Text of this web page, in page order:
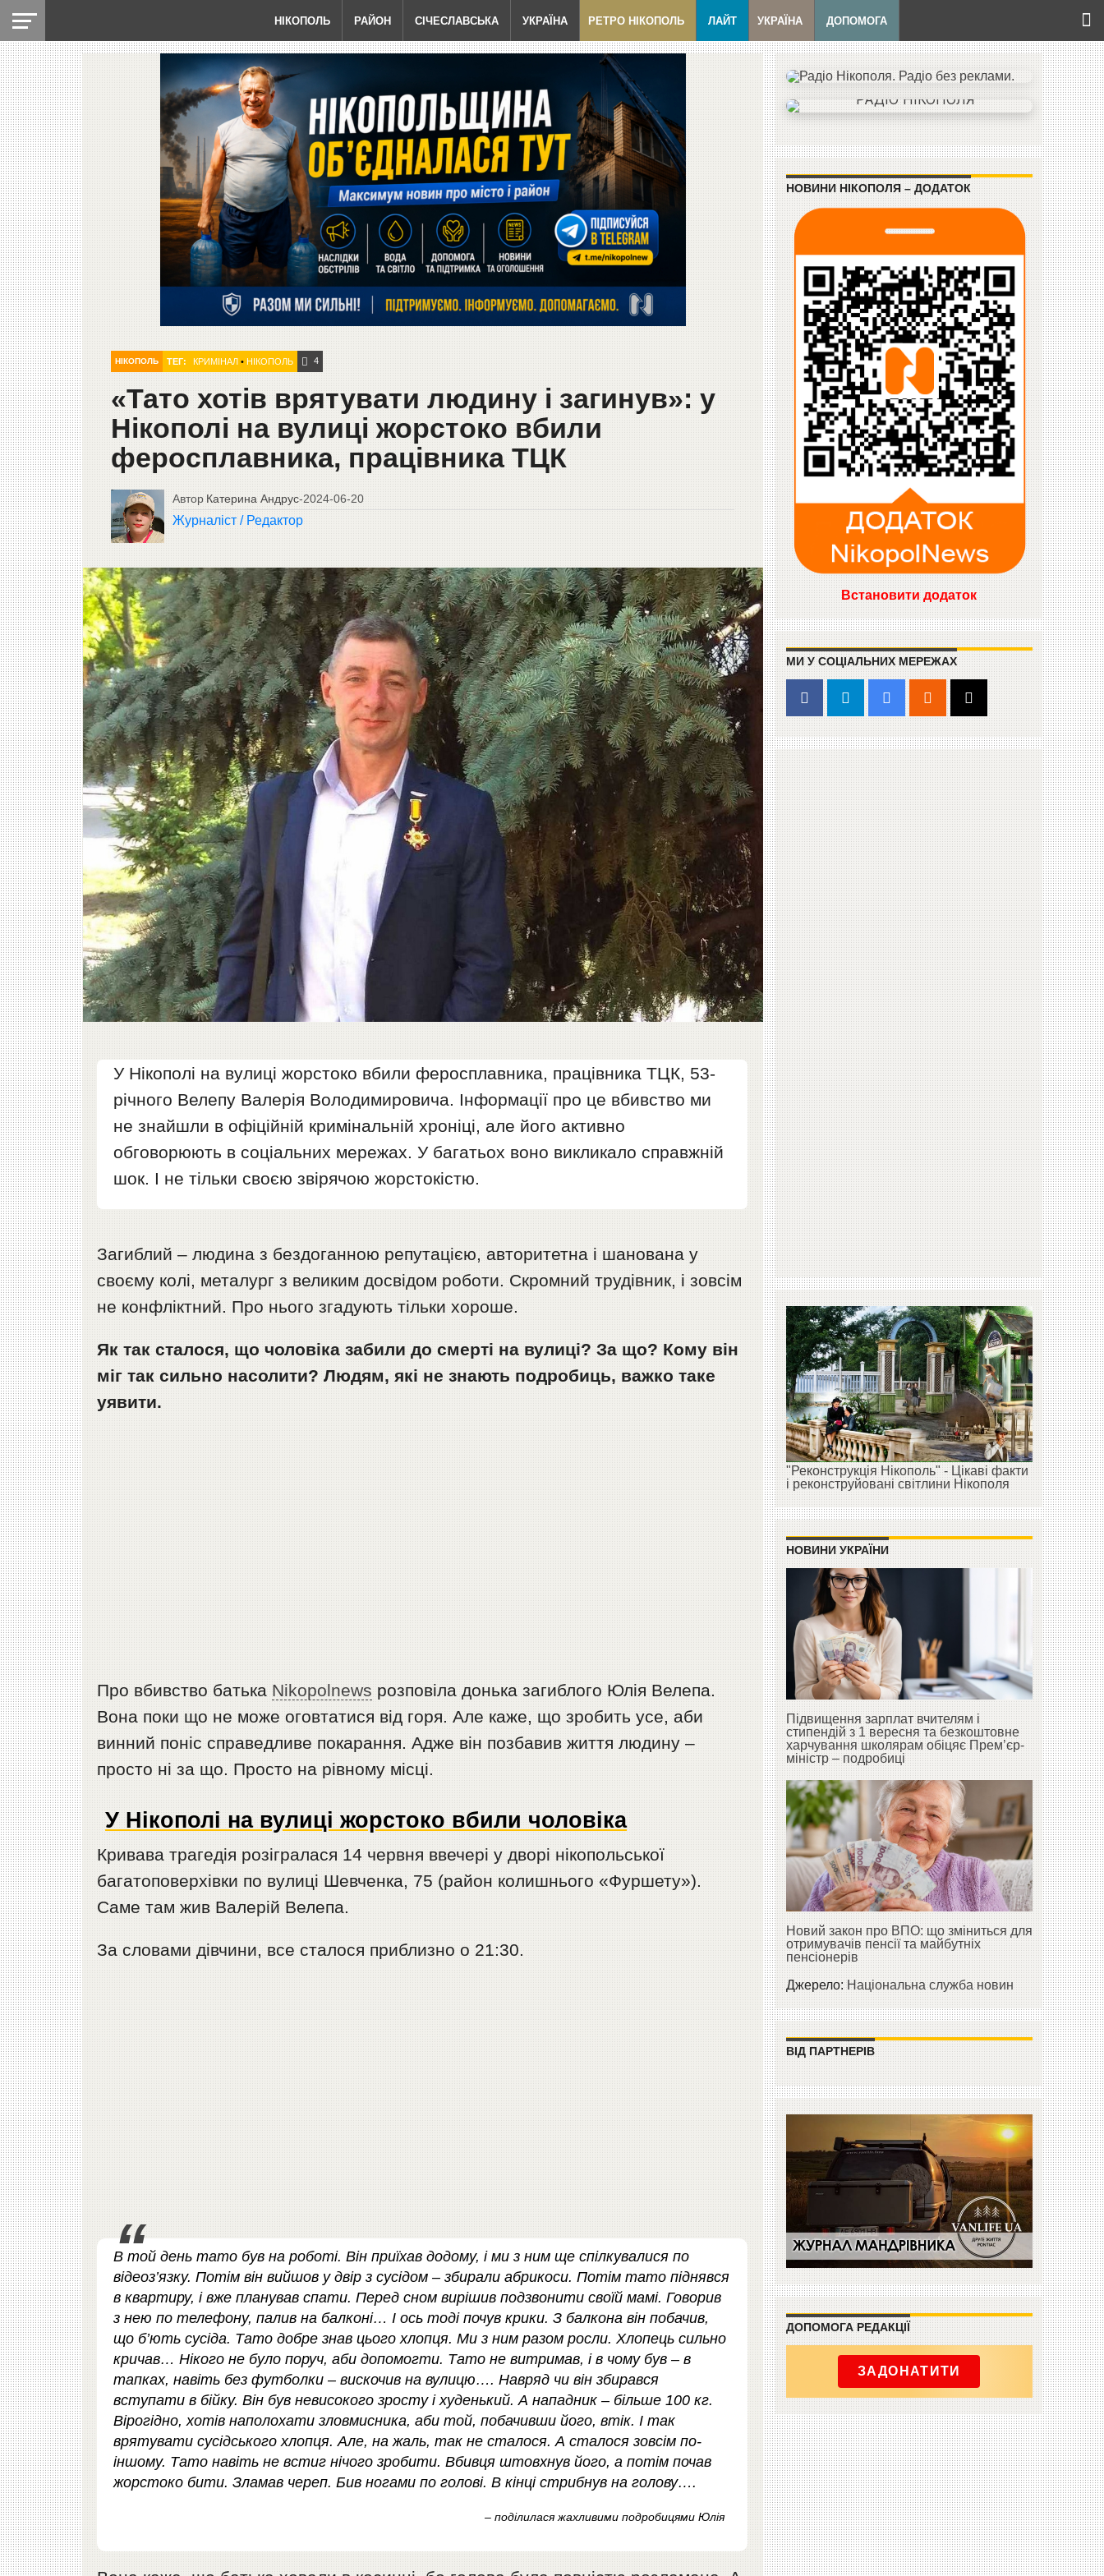
НІКОПОЛЬ РАЙОН СІЧЕСЛАВСЬКА УКРАЇНА РЕТРО НІКОПОЛЬ ЛАЙТ УКРАЇНА ДОПОМОГА
НІКОПОЛЬ ТЕГ: КРИМІНАЛ• НІКОПОЛЬ 4
«Тато хотів врятувати людину і загинув»: у
Нікополі на вулиці жорстоко вбили
феросплавника, працівника ТЦК
Автор Катерина Андрус-2024-06-20
Журналіст / Редактор
У Нікополі на вулиці жорстоко вбили феросплавника, працівника ТЦК, 53-
річного Велепу Валерія Володимировича. Інформації про це вбивство ми
не знайшли в офіційній кримінальній хроніці, але його активно
обговорюють в соціальних мережах. У багатьох воно викликало справжній
шок. І не тільки своєю звірячою жорстокістю.
Загиблий – людина з бездоганною репутацією, авторитетна і шанована у
своєму колі, металург з великим досвідом роботи. Скромний трудівник, і зовсім
не конфліктний. Про нього згадують тільки хороше.
Як так сталося, що чоловіка забили до смерті на вулиці? За що? Кому він
міг так сильно насолити?Людям, які не знають подробиць, важко таке
уявити.
Про вбивство батька Nikopolnews розповіла донька загиблого Юлія Велепа.
Вона поки що не може оговтатися від горя. Але каже, що зробить усе, аби
винний поніс справедливе покарання. Адже він позбавив життя людину –
просто ні за що. Просто на рівному місці.
У Нікополі на вулиці жорстоко вбили чоловіка
Кривава трагедія розігралася 14 червня ввечері у дворі нікопольської
багатоповерхівки по вулиці Шевченка, 75 (район колишнього «Фуршету»).
Саме там жив Валерій Велепа.
За словами дівчини, все сталося приблизно о 21:30.
В той день тато був на роботі. Він приїхав додому, і ми з ним ще спілкувалися по
відеоз’язку. Потім він вийшов у двір з сусідом – збирали абрикоси. Потім тато піднявся
в квартиру, і вже планував спати. Перед сном вирішив подзвонити своїй мамі. Говорив
з нею по телефону, палив на балконі… І ось тоді почув крики. З балкона він побачив,
що б’ють сусіда. Тато добре знав цього хлопця. Ми з ним разом росли. Хлопець сильно
кричав… Нікого не було поруч, аби допомогти. Тато не витримав, і в чому був – в
тапках, навіть без футболки – вискочив на вулицю…. Навряд чи він збирався
вступати в бійку. Він був невисокого зросту і худенький. А нападник – більше 100 кг.
Вірогідно, хотів наполохати зловмисника, аби той, побачивши його, втік. І так
врятувати сусідського хлопця. Але, на жаль, так не сталося. А сталося зовсім по-
іншому. Тато навіть не встиг нічого зробити. Вбивця штовхнув його, а потім почав
жорстоко бити. Зламав череп. Бив ногами по голові. В кінці стрибнув на голову….
– поділилася жахливими подробицями Юлія
НОВИНИ НІКОПОЛЯ – ДОДАТОК
Встановити додаток
МИ У СОЦІАЛЬНИХ МЕРЕЖАХ
"Реконструкція Нікополь" - Цікаві факти
і реконструйовані світлини Нікополя
НОВИНИ УКРАЇНИ
Підвищення зарплат вчителям і
стипендій з 1 вересня та безкоштовне
харчування школярам обіцяє Прем’єр-
міністр – подробиці
Новий закон про ВПО: що зміниться для
отримувачів пенсії та майбутніх
пенсіонерів
Джерело:Національна служба новин
ВІД ПАРТНЕРІВ
ДОПОМОГА РЕДАКЦІЇ
ЗАДОНАТИТИ